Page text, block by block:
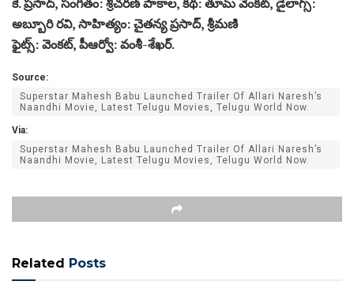
అబ్బూరి ర‌వి, సాహిత్యం: చైత‌న్య ప్ర‌సాద్‌, శ్రీ‌మ‌ణి
ఫైట్స్‌: వెంక‌ట్‌, పీఆర్వో: వంశీ-శేఖ‌ర్‌.
Source:
Superstar Mahesh Babu Launched Trailer Of Allari Naresh’s
Naandhi Movie, Latest Telugu Movies, Telugu World Now.
Via:
Superstar Mahesh Babu Launched Trailer Of Allari Naresh’s
Naandhi Movie, Latest Telugu Movies, Telugu World Now.
Related Posts